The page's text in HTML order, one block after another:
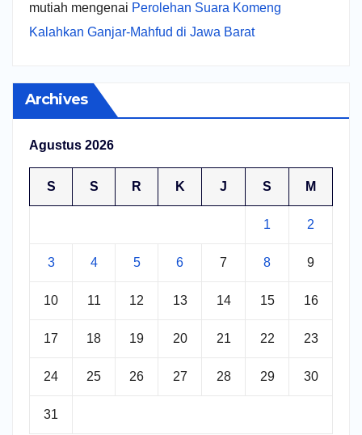
mutiah mengenai Perolehan Suara Komeng
Kalahkan Ganjar-Mahfud di Jawa Barat
Archives
Agustus 2026
S S R K J S M
1 2
3 4 5 6 7 8 9
10 11 12 13 14 15 16
17 18 19 20 21 22 23
24 25 26 27 28 29 30
31